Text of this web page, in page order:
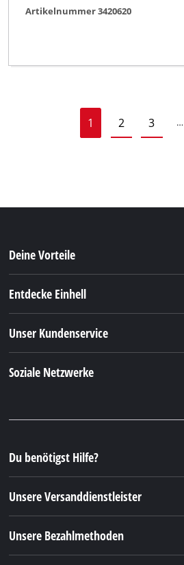
Artikelnummer 3420620
1 2 3 …
Deine Vorteile
Entdecke Einhell
Unser Kundenservice
Soziale Netzwerke
Du benötigst Hilfe?
Unsere Versanddienstleister
Unsere Bezahlmethoden